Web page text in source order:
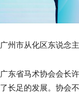
广州市从化区东说念
广东省马术协会会长
了长足的发展。协会